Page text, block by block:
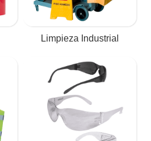
Limpieza Industrial